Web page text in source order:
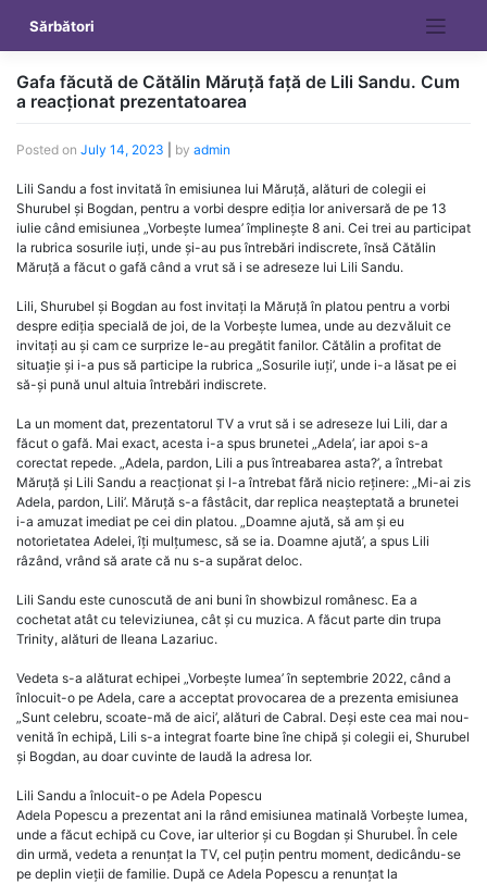
content
Sărbători
Gafa făcută de Cătălin Măruță față de Lili Sandu. Cum
a reacționat prezentatoarea
Posted on July 14, 2023 by admin
Lili Sandu a fost invitată în emisiunea lui Măruță, alături de colegii ei
Shurubel și Bogdan, pentru a vorbi despre ediția lor aniversară de pe 13
iulie când emisiunea „Vorbește lumea’ împlinește 8 ani. Cei trei au participat
la rubrica sosurile iuți, unde și-au pus întrebări indiscrete, însă Cătălin
Măruță a făcut o gafă când a vrut să i se adreseze lui Lili Sandu.
Lili, Shurubel și Bogdan au fost invitați la Măruță în platou pentru a vorbi
despre ediția specială de joi, de la Vorbește lumea, unde au dezvăluit ce
invitați au și cam ce surprize le-au pregătit fanilor. Cătălin a profitat de
situație și i-a pus să participe la rubrica „Sosurile iuți’, unde i-a lăsat pe ei
să-și pună unul altuia întrebări indiscrete.
La un moment dat, prezentatorul TV a vrut să i se adreseze lui Lili, dar a
făcut o gafă. Mai exact, acesta i-a spus brunetei „Adela’, iar apoi s-a
corectat repede. „Adela, pardon, Lili a pus întreabarea asta?’, a întrebat
Măruță și Lili Sandu a reacționat și l-a întrebat fără nicio reținere: „Mi-ai zis
Adela, pardon, Lili’. Măruță s-a fâstâcit, dar replica neașteptată a brunetei
i-a amuzat imediat pe cei din platou. „Doamne ajută, să am și eu
notorietatea Adelei, îți mulțumesc, să se ia. Doamne ajută’, a spus Lili
râzând, vrând să arate că nu s-a supărat deloc.
Lili Sandu este cunoscută de ani buni în showbizul românesc. Ea a
cochetat atât cu televiziunea, cât și cu muzica. A făcut parte din trupa
Trinity, alături de Ileana Lazariuc.
Vedeta s-a alăturat echipei „Vorbește lumea’ în septembrie 2022, când a
înlocuit-o pe Adela, care a acceptat provocarea de a prezenta emisiunea
„Sunt celebru, scoate-mă de aici’, alături de Cabral. Deși este cea mai nou-
venită în echipă, Lili s-a integrat foarte bine îne chipă și colegii ei, Shurubel
și Bogdan, au doar cuvinte de laudă la adresa lor.
Lili Sandu a înlocuit-o pe Adela Popescu
Adela Popescu a prezentat ani la rând emisiunea matinală Vorbește lumea,
unde a făcut echipă cu Cove, iar ulterior și cu Bogdan și Shurubel. În cele
din urmă, vedeta a renunțat la TV, cel puțin pentru moment, dedicându-se
pe deplin vieții de familie. După ce Adela Popescu a renunțat la